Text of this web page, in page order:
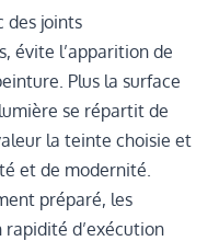
des joints
évite l’apparition de
Plus la surface
se répartit de
la teinte choisie et
et de modernité.
préparé, les
d’exécution